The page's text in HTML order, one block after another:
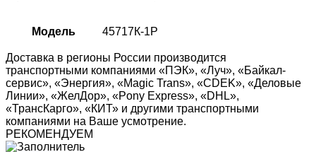
Модель 45717К-1Р
Доставка в регионы России производится
транспортными компаниями «ПЭК», «Луч», «Байкал-
сервис», «Энергия», «Magic Trans», «CDEK», «Деловые
Линии», «ЖелДор», «Pony Express», «DHL»,
«ТрансКарго», «КИТ» и другими транспортными
компаниями на Ваше усмотрение.
РЕКОМЕНДУЕМ